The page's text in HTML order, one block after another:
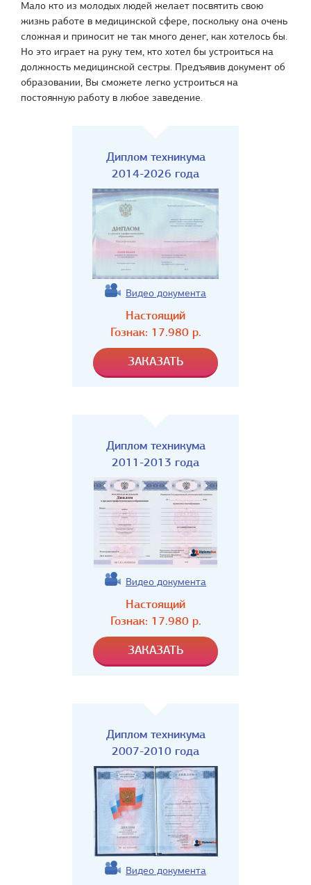
Мало кто из молодых людей желает посвятить свою
жизнь работе в медицинской сфере, поскольку она очень
сложная и приносит не так много денег, как хотелось бы.
Но это играет на руку тем, кто хотел бы устроиться на
должность медицинской сестры. Предъявив документ об
образовании, Вы сможете легко устроиться на
постоянную работу в любое заведение.
Диплом техникума
2014-2026 года
Видео документа
Настоящий
Гознак: 17.980р.
Диплом техникума
2011-2013 года
Видео документа
Настоящий
Гознак: 17.980р.
Диплом техникума
2007-2010 года
Видео документа